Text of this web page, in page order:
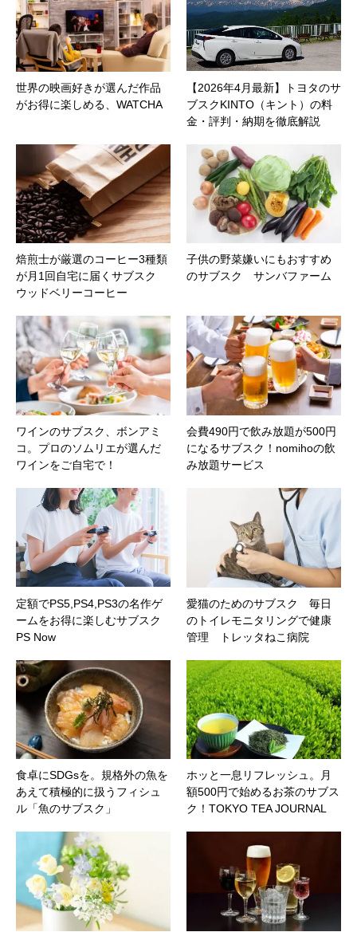
世界の映画好きが選んだ作品
がお得に楽しめる、WATCHA
【2026年4月最新】トヨタのサ
ブスクKINTO（キント）の料
金・評判・納期を徹底解説
焙煎士が厳選のコーヒー3種類
が月1回自宅に届くサブスク
ウッドベリーコーヒー
子供の野菜嫌いにもおすすめ
のサブスク サンバファーム
ワインのサブスク、ボンアミ
コ。プロのソムリエが選んだ
ワインをご自宅で！
会費490円で飲み放題が500円
になるサブスク！nomihoの飲
み放題サービス
定額でPS5,PS4,PS3の名作ゲ
ームをお得に楽しむサブスク
PS Now
愛猫のためのサブスク 毎日
のトイレモニタリングで健康
管理 トレッタねこ病院
食卓にSDGsを。規格外の魚を
あえて積極的に扱うフィシュ
ル「魚のサブスク」
ホッと一息リフレッシュ。月
額500円で始めるお茶のサブス
ク！TOKYO TEA JOURNAL